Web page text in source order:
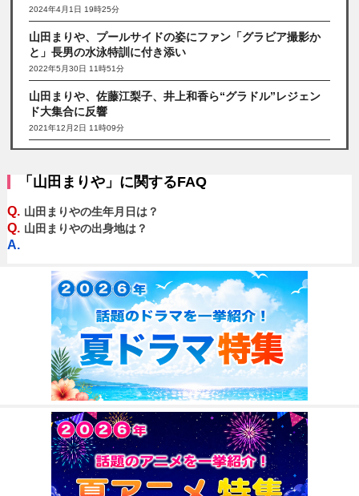
2024年4月1日 19時25分
山田まりや、プールサイドの姿にファン「グラビア撮影か
と」長男の水泳特訓に付き添い
2022年5月30日 11時51分
山田まりや、佐藤江梨子、井上和香ら“グラドル”レジェン
ド大集合に反響
2021年12月2日 11時09分
「山田まりや」に関するFAQ
Q. 山田まりやの生年月日は？
Q. 山田まりやの出身地は？
A.